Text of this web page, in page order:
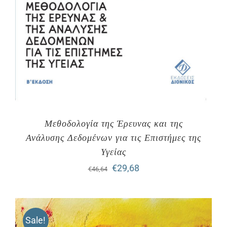
Μεθοδολογία της Έρευνας και της
Ανάλυσης Δεδομένων για τις Επιστήμες της
Υγείας
€46,64
Original
was:
€46,64.
€29,68Η
τιμή
είναι:
Sale!